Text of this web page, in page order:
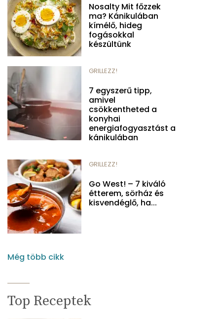
Nosalty Mit főzzek
ma? Kánikulában
kímélő, hideg
fogásokkal
készültünk
GRILLEZZ!
7 egyszerű tipp,
amivel
csökkentheted a
konyhai
energiafogyasztást a
kánikulában
GRILLEZZ!
Go West! – 7 kiváló
étterem, sörház és
kisvendéglő, ha...
Még több cikk
Top Receptek